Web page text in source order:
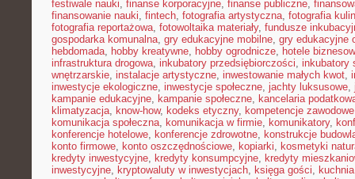
festiwale nauki, finanse korporacyjne, finanse publiczne,
finansowanie nauki, fintech, fotografia artystyczna, fotografia
fotografia reportażowa, fotowoltaika materiały, fundusze
gospodarka komunalna, gry edukacyjne mobilne, gry edukacyjne
hebdomada, hobby kreatywne, hobby ogrodnicze, hotele
infrastruktura drogowa, inkubatory przedsiębiorczości, inkubatory
wnętrzarskie, instalacje artystyczne, inwestowanie małych kwot,
inwestycje ekologiczne, inwestycje społeczne, jachty luksusowe,
kampanie edukacyjne, kampanie społeczne, kancelaria
klimatyzacja, know-how, kodeks etyczny, kompetencje zawodowe
komunikacja społeczna, komunikacja w firmie, komunikatory,
konferencje hotelowe, konferencje zdrowotne, konstrukcje
konto firmowe, konto oszczędnościowe, kopiarki, kosmetyki
kredyty inwestycyjne, kredyty konsumpcyjne, kredyty
inwestycyjne, kryptowaluty w inwestycjach, księga gości,